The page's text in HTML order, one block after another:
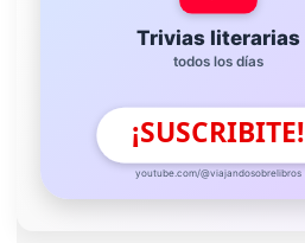
Trivias literarias
todos los días
¡SUSCRIBITE!
youtube.com/@viajandosobrelibros